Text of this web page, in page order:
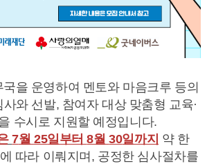
국을 운영하여 멘토와 마음크루 등의
사와 선발, 참여자 대상 맞춤형 교육·
수시로 지원할 예정입니다.
7월 25일부터8월30일까지 약 한
따라 이뤄지며 , 공정한 심사절차를